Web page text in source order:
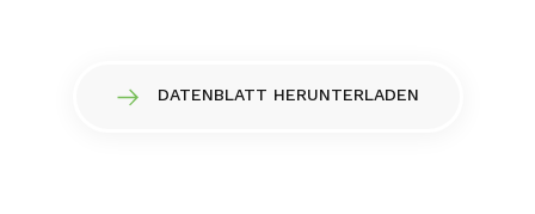
DATENBLATT HERUNTERLADEN